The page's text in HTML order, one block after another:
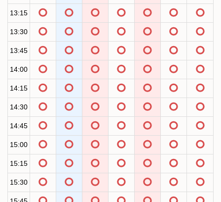
13:15
13:30
13:45
14:00
14:15
14:30
14:45
15:00
15:15
15:30